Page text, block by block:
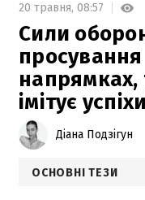
20 травня, 08:57
Сили
напрямках,
імітує
Діана Подзігун
ОСНОВНІ ТЕЗИ